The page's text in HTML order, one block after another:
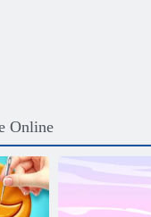
Online